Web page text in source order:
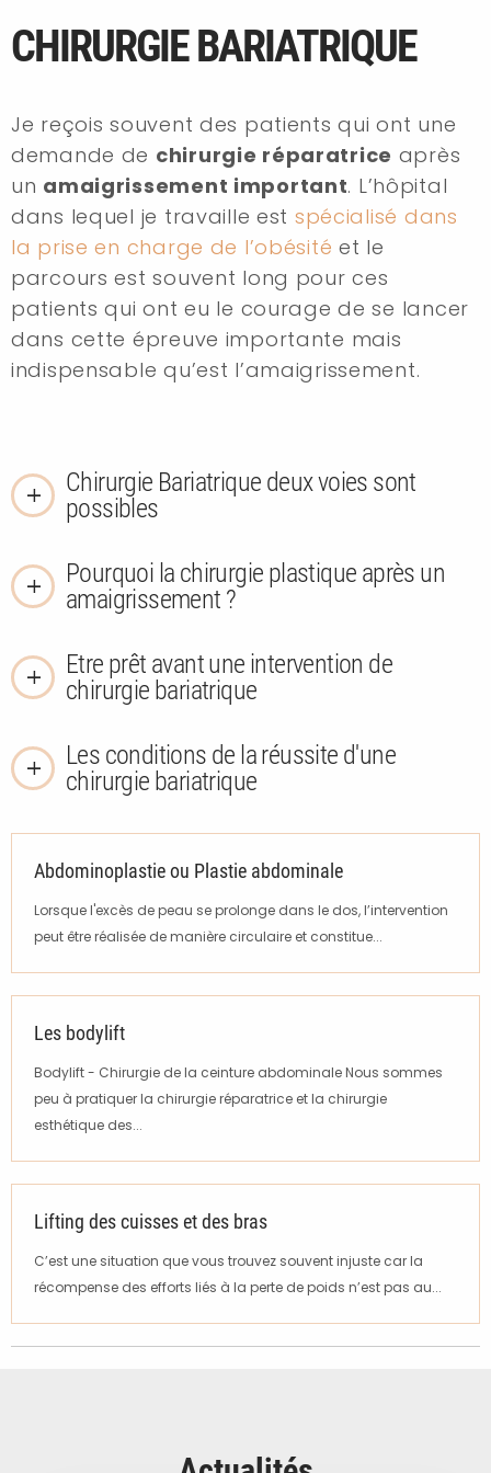
CHIRURGIE BARIATRIQUE
Je reçois souvent des patients qui ont une
demande de chirurgie réparatrice après
un amaigrissement important. L’hôpital
dans lequel je travaille est spécialisé dans
la prise en charge de l’obésité et le
parcours est souvent long pour ces
patients qui ont eu le courage de se lancer
dans cette épreuve importante mais
indispensable qu’est l’amaigrissement.
Chirurgie Bariatrique deux voies sont
possibles
Pourquoi la chirurgie plastique après un
amaigrissement ?
Etre prêt avant une intervention de
chirurgie bariatrique
Les conditions de la réussite d'une
chirurgie bariatrique
Abdominoplastie ou Plastie abdominale
Lorsque l'excès de peau se prolonge dans le dos, l’intervention
peut être réalisée de manière circulaire et constitue...
Les bodylift
Bodylift - Chirurgie de la ceinture abdominale Nous sommes
peu à pratiquer la chirurgie réparatrice et la chirurgie
esthétique des...
Lifting des cuisses et des bras
C’est une situation que vous trouvez souvent injuste car la
récompense des efforts liés à la perte de poids n’est pas au...